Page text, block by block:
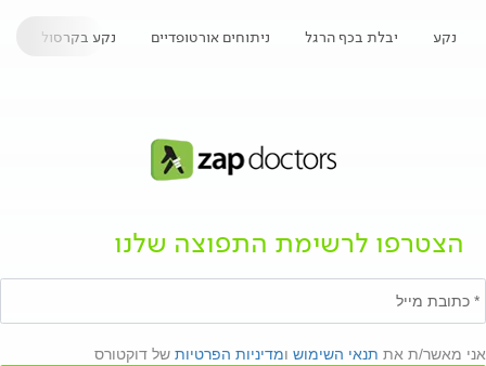
נקע יבלת בכף הרגל ניתוחים אורטופדיים נקע בקרסול
הצטרפו לרשימת התפוצה שלנו
אני מאשר/ת את תנאי השימוש ומדיניות הפרטיות של דוקטורס